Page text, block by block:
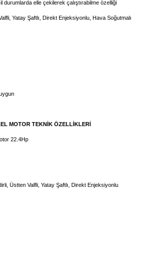
durumlarda elle çekilerek çalıştırabilme özelliği
Yatay Şaftlı, Direkt Enjeksiyonlu, Hava Soğutmalı
MOTOR TEKNİK ÖZELLİKLERİ
22.4Hp
Üstten Valfli, Yatay Şaftlı, Direkt Enjeksiyonlu